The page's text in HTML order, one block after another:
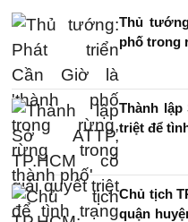
Thủ
phố trong
Thành lập
triệt để
Chủ tịch
quận